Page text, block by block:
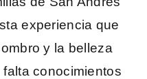
experiencia que
y la belleza
conocimientos